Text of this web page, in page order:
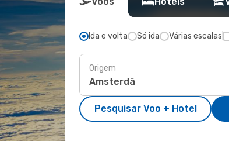
Ida e volta Só ida Várias escalas
Origem
Pesquisar Voo + Hotel